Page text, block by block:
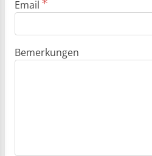
Email
Bemerkungen